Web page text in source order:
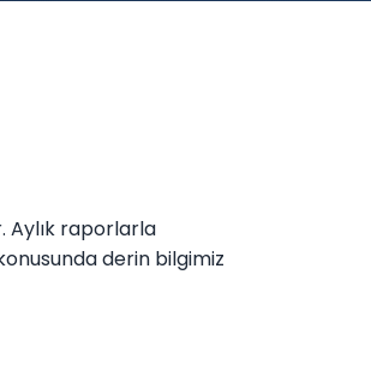
Aylık raporlarla
derin bilgimiz